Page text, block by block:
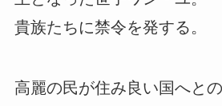
貴族たちに禁令を発する。
高麗の民が住み良い国へと